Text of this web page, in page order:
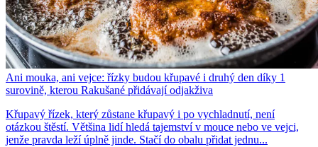
Ani mouka, ani vejce: řízky budou křupavé i druhý den díky 1
surovině, kterou Rakušané přidávají odjakživa
Křupavý řízek, který zůstane křupavý i po vychladnutí, není
otázkou štěstí. Většina lidí hledá tajemství v mouce nebo ve vejci,
jenže pravda leží úplně jinde. Stačí do obalu přidat jednu...